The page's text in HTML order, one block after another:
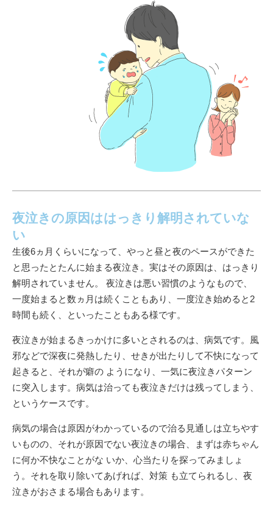
夜泣きの原因ははっきり解明されていな
い
生後6ヵ月くらいになって、やっと昼と夜のペースができた
と思ったとたんに始まる夜泣き。実はその原因は、はっきり
解明されていません。 夜泣きは悪い習慣のようなもので、
一度始まると数ヵ月は続くこともあり、一度泣き始めると2
時間も続く、といったこともある様です。
夜泣きが始まるきっかけに多いとされるのは、病気です。風
邪などで深夜に発熱したり、せきが出たりして不快になって
起きると、それが癖の ようになり、一気に夜泣きパターン
に突入します。病気は治っても夜泣きだけは残ってしまう、
というケースです。
病気の場合は原因がわかっているので治る見通しは立ちやす
いものの、それが原因でない夜泣きの場合、まずは赤ちゃん
に何か不快なことがな いか、心当たりを探ってみましょ
う。それを取り除いてあげれば、対策 も立てられるし、夜
泣きがおさまる場合もあります。